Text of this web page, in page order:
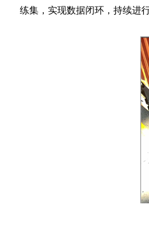
练集，实现数据闭环，持续进